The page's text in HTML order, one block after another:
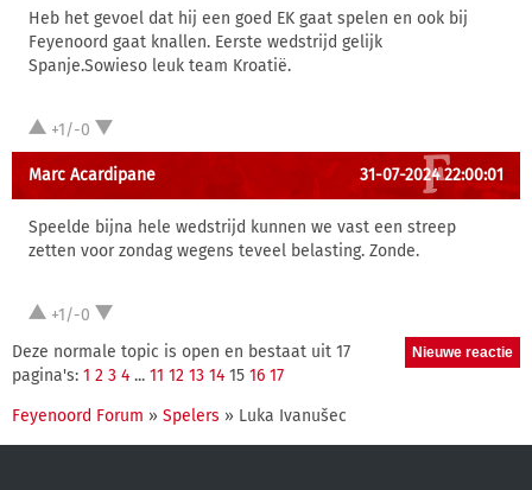
Heb het gevoel dat hij een goed EK gaat spelen en ook bij
Feyenoord gaat knallen. Eerste wedstrijd gelijk
Spanje.Sowieso leuk team Kroatië.
+1/-0
Marc Acardipane 31-07-2024 22:00:01
Speelde bijna hele wedstrijd kunnen we vast een streep
zetten voor zondag wegens teveel belasting. Zonde.
+1/-0
Deze normale topic is open en bestaat uit 17
pagina's: 1 2 3 4 ... 11 12 13 14 15 16 17
Feyenoord Forum » Spelers » Luka Ivanušec